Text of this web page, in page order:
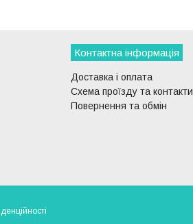
Контактна інформація
Доставка і оплата
Схема проїзду та контакти
Повернення та обмін